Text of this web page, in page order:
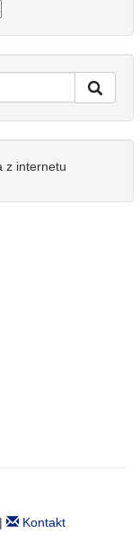
z internetu
| Kontakt